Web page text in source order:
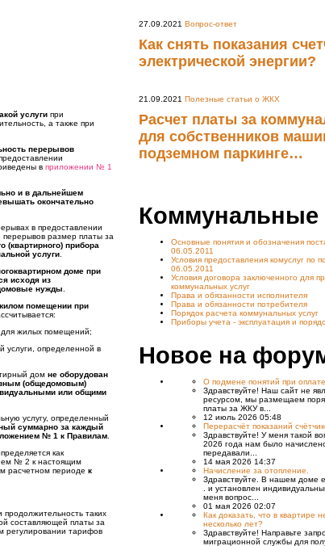
услуги при
а также при
перерывов
в приложении № 1
и в дальнейшем
окончательно
в предоставлении
перерывов размер платы за
(квартирного) прибора
услуги
доме при
исходя из
нужды
помещении при
для жилых помещений;
услуги, определенной в
дом не оборудован
(общедомовым)
или общими
услугу, определенный
суммарно за каждый
№ 1 к Правилам
как
№ 2 к настоящим
расчетном периоде к
таких
составляющей платы за
регулировании тарифов
27.09.2021 Вопрос-ответ
Как снять показания
электрической энергии?
21.09.2021 Полезные статьи о ЖКХ
Расчет платы за
для собственников
подземном паркинге…
Коммунальные
Основные понятия и обозначения
06.05.2011
Условия предоставления комуслуг по
06.05.2011
Условия договора заключенного для
коммунальных услуг
Права и обязанности исполнителя
Права и обязанности потребителя
Порядок расчета коммунальных услуг
Приборы учета - эксплуатация и
Новое на
О подмене понятий при
Здравствуйте! Наш сайт не
ресурсом, мы размещаем
платы за ЖКУ в...
12 июль 2026 05:48
Перерасчёт показаний
Здравствуйте! У меня такой
2026 года нам было
передавали...
14 мая 2026 14:37
Начисление за отопление.
Здравствуйте. В нашем доме
. и установлен
меня вопрос...
01 мая 2026 02:07
Как доказать, что в квартире
несколько лет?
Здравствуйте! Направьте
миграционной службы для